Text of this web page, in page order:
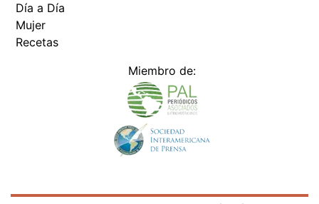
Día a Día
Mujer
Recetas
Miembro de: